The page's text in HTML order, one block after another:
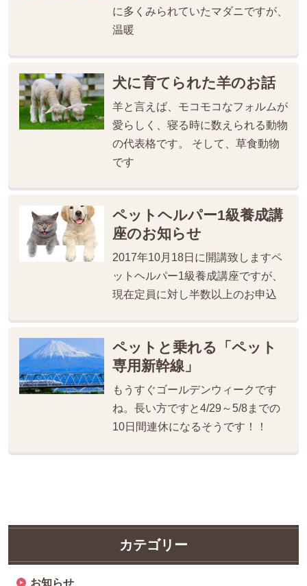
に多くみられていたマダニですが、
温暖
犬に育てられた羊のお話
羊と言えば、モコモコなフォルムが
愛らしく、寝る時に数えられる動物
の代表格です。 そして、草食動物
です
ペットヘルパー1級養成講
座のお知らせ
2017年10月18日に開講致しますペ
ットヘルパー1級養成講座ですが、
現在定員に対し半数以上のお申込
ペットと乗れる「ペット
専用新幹線」
もうすぐゴールデンウィークです
ね。長い方ですと4/29～5/8までの
10日間連休になるそうです！！
カテゴリー
お知らせ